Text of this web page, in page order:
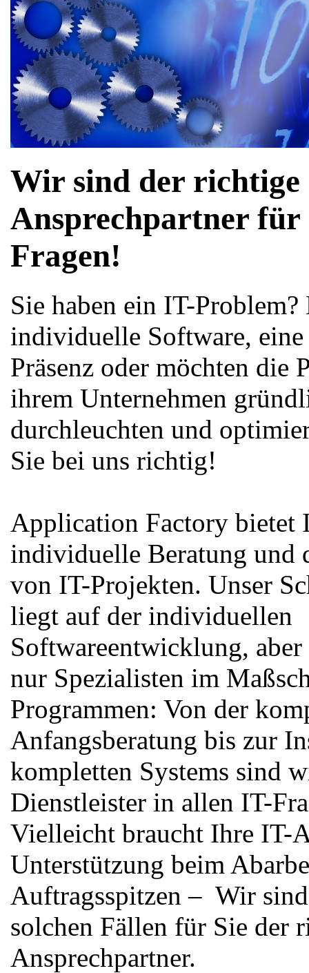
Wir sind der richtige
Ansprechpartner
Fragen!
Sie haben ein IT-Problem?
individuelle Software,
Präsenz oder möchten die
ihrem Unternehmen
durchleuchten und
Sie bei uns richtig!
Application Factory bietet
individuelle Beratung und
von IT-Projekten. Unser
liegt auf der individuellen
Softwareentwicklung,
nur Spezialisten im
Programmen: Von der
Anfangsberatung bis zur
kompletten Systems sind
Dienstleister in allen IT-
Vielleicht braucht Ihre IT-
Unterstützung beim
Auftragsspitzen – Wir
solchen Fällen für Sie der
Ansprechpartner.